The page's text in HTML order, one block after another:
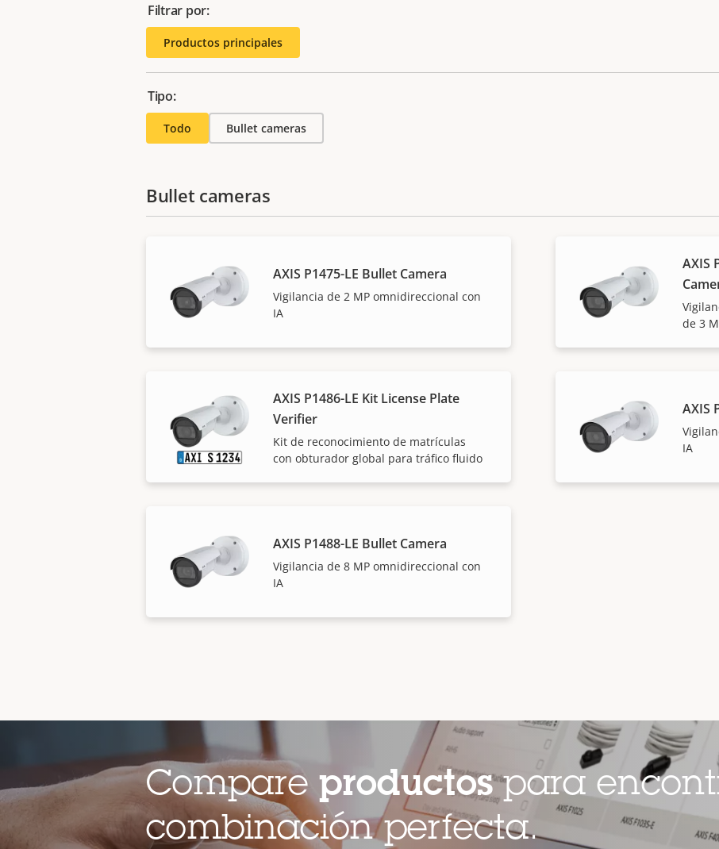
Filtrar por:
Productos principales
Tipo:
Todo Bullet cameras
Bullet cameras
AXIS P1475-LE Bullet Camera
Vigilancia de 2 MP omnidireccional con
IA
AXIS
de 3
AXIS P1486-LE Kit License Plate
Verifier
Kit de reconocimiento de matrículas
con obturador global para tráfico fluido
AXIS
IA
AXIS P1488-LE Bullet Camera
Vigilancia de 8 MP omnidireccional con
IA
Compareproductospara
combinación perfecta.